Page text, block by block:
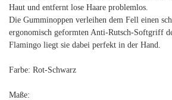
Haut und entfernt lose Haare problemlos.
Die Gumminoppen verleihen dem Fell einen
ergonomisch geformten Anti-Rutsch-Softgriff
Flamingo liegt sie dabei perfekt in der Hand.
Farbe: Rot-Schwarz
Maße: